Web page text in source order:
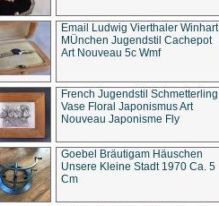
Email Ludwig Vierthaler Winhart
MÜnchen Jugendstil Cachepot
Art Nouveau 5c Wmf
French Jugendstil Schmetterling
Vase Floral Japonismus Art
Nouveau Japonisme Fly
Goebel Bräutigam Häuschen
Unsere Kleine Stadt 1970 Ca. 5
Cm